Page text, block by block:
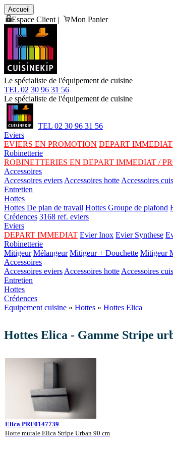
Accueil
Espace Client | Mon Panier
Le spécialiste de l'équipement de cuisine
TEL 02 30 96 31 56
Le spécialiste de l'équipement de cuisine
TEL 02 30 96 31 56
Eviers
EVIERS EN PROMOTION DEPART IMMEDIAT
Robinetterie
ROBINETTERIES EN DEPART IMMEDIAT /
Accessoires
Accessoires eviers Accessoires hotte Accessoires
Entretien
Hottes
Hottes De plan de travail Hottes Groupe de plafond
Crédences 3168 ref. eviers
Eviers
DEPART IMMEDIAT Evier Inox Evier Synthese
Robinetterie
Mitigeur Mélangeur Mitigeur + Douchette Mitigeur
Accessoires
Accessoires eviers Accessoires hotte Accessoires
Entretien
Hottes
Crédences
Equipement cuisine » Hottes » Hottes Elica
Hottes Elica - Gamme Stripe
Elica PRF0147739
Hotte murale Elica Stripe Urban 90 cm